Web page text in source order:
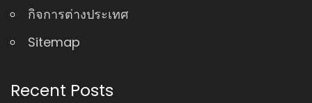
กิจการต่างประเทศ
Sitemap
Recent Posts